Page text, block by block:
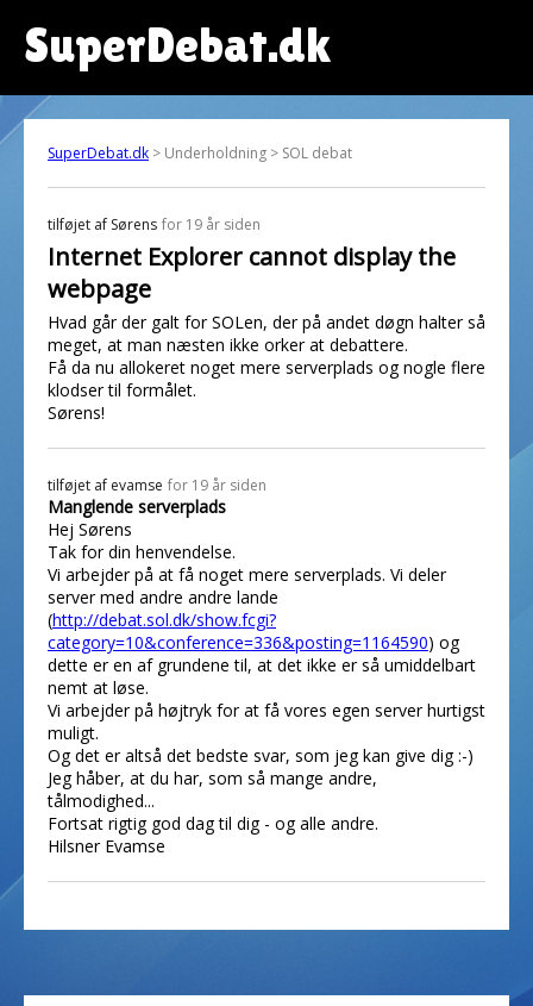
SuperDebat.dk
SuperDebat.dk > Underholdning > SOL debat
tilføjet af Sørens for 19 år siden
Internet Explorer cannot display the
webpage
Hvad går der galt for SOLen, der på andet døgn halter så
meget, at man næsten ikke orker at debattere.
Få da nu allokeret noget mere serverplads og nogle flere
klodser til formålet.
Sørens!
tilføjet af evamse for 19 år siden
Manglende serverplads
Hej Sørens
Tak for din henvendelse.
Vi arbejder på at få noget mere serverplads. Vi deler
server med andre andre lande
(http://debat.sol.dk/show.fcgi?
category=10&conference=336&posting=1164590) og
dette er en af grundene til, at det ikke er så umiddelbart
nemt at løse.
Vi arbejder på højtryk for at få vores egen server hurtigst
muligt.
Og det er altså det bedste svar, som jeg kan give dig :-)
Jeg håber, at du har, som så mange andre,
tålmodighed...
Fortsat rigtig god dag til dig - og alle andre.
Hilsner Evamse